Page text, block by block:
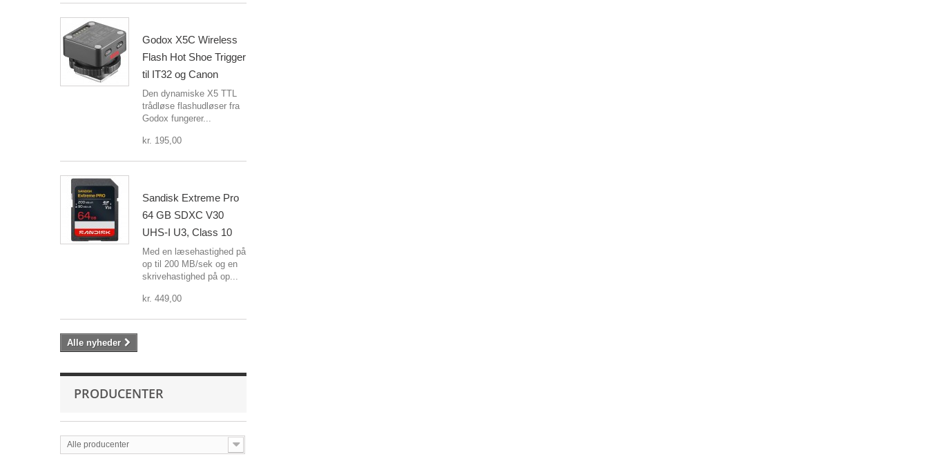
Godox X5C Wireless
Flash Hot Shoe Trigger
til IT32 og Canon
Den dynamiske X5 TTL
trådløse flashudløser fra
Godox fungerer...
kr. 195,00
Sandisk Extreme Pro
64 GB SDXC V30
UHS-I U3, Class 10
Med en læsehastighed på
op til 200 MB/sek og en
skrivehastighed på op...
kr. 449,00
Alle nyheder
PRODUCENTER
Alle producenter